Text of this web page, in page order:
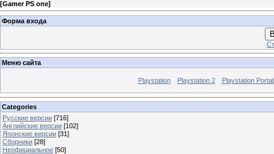
[Gamer PS one]
Форма входа
Меню сайта
Playstation Playstation 2 Playstation
Categories
Русские версии [716]
Английские версии [102]
Японские версии [31]
Сборники [28]
Неофициальное [50]